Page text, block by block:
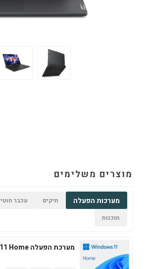
מוצרים משלימים
מערכות הפעלה תיקים עכבר חוטי
תוכנות
מערכת הפעלה Windows 11 Home ברכישת מחשב חדש